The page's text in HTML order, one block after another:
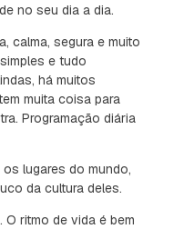
no seu dia a dia.
calma, segura e muito
e tudo
há muitos
muita coisa para
Programação diária
lugares do mundo,
da cultura deles.
ritmo de vida é bem